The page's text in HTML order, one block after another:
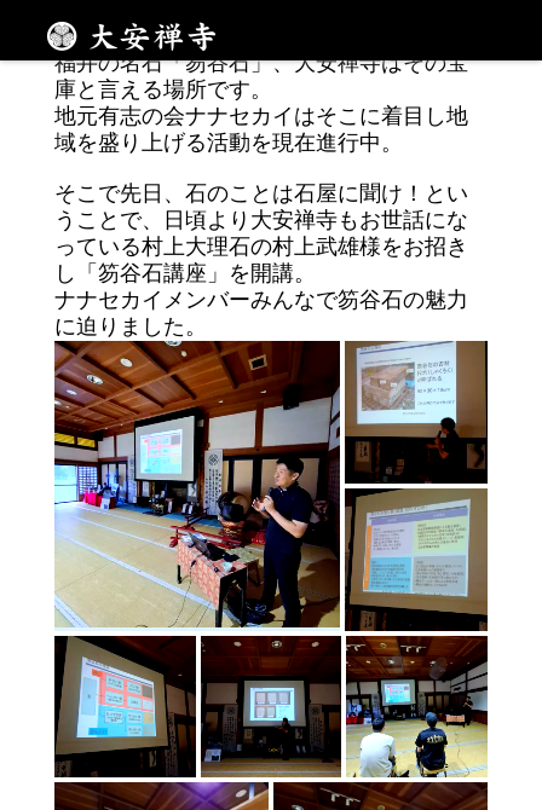
魅了する唯一無二の青
福井の名石「笏谷石」、大安禅寺はその宝
庫と言える場所です。
地元有志の会ナナセカイはそこに着目し地
域を盛り上げる活動を現在進行中。
そこで先日、石のことは石屋に聞け！とい
うことで、日頃より大安禅寺もお世話にな
っている村上大理石の村上武雄様をお招き
し「笏谷石講座」を開講。
ナナセカイメンバーみんなで笏谷石の魅力
に迫りました。